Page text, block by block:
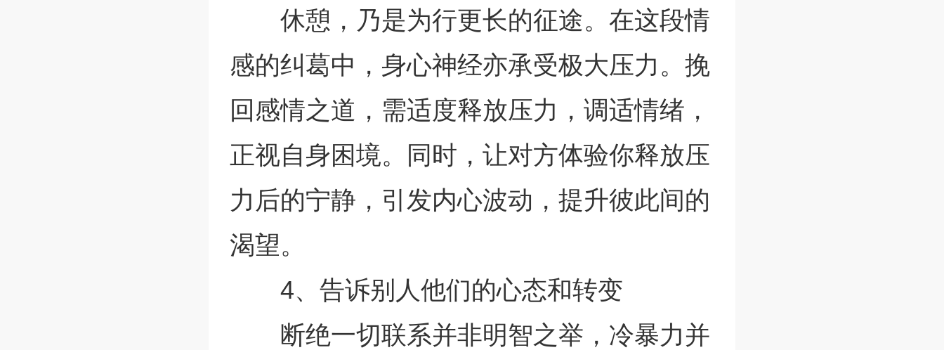
休憩，乃是为行更长的征途。在这段情
感的纠葛中，身心神经亦承受极大压力。挽
回感情之道，需适度释放压力，调适情绪，
正视自身困境。同时，让对方体验你释放压
力后的宁静，引发内心波动，提升彼此间的
渴望。
4、告诉别人他们的心态和转变
断绝一切联系并非明智之举，冷暴力并